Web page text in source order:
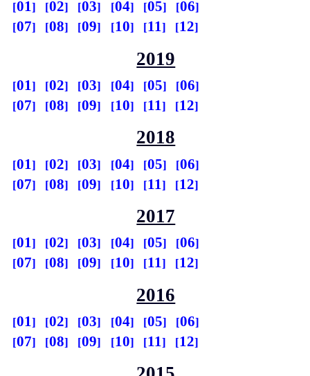
01 02 03 04 05
06
07
08 09 10 11 12
2019
01 02 03 04 05
06
07
08 09 10 11 12
2018
01 02 03 04 05
06
07
08 09 10 11 12
2017
01 02 03 04 05
06
07
08 09 10 11 12
2016
01 02 03 04 05
06
07
08 09 10 11 12